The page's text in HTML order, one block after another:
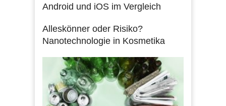
Android und iOS im Vergleich
Alleskönner oder Risiko?
Nanotechnologie in Kosmetika